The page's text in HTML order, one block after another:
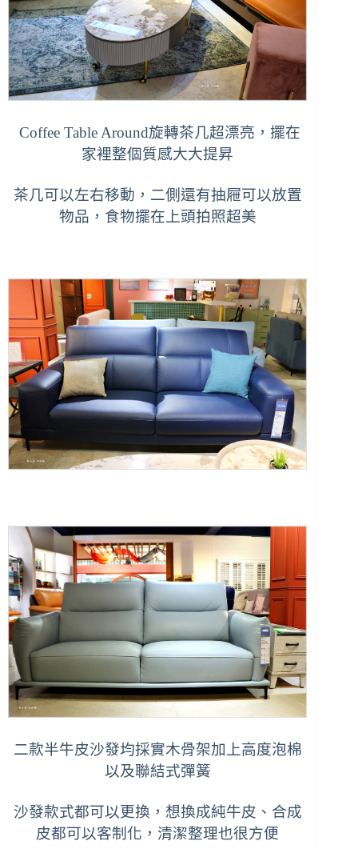
Coffee Table Around旋轉茶几超漂亮，擺在
家裡整個質感大大提昇
茶几可以左右移動，二側還有抽屜可以放置
物品，食物擺在上頭拍照超美
二款半牛皮沙發均採實木骨架加上高度泡棉
以及聯結式彈簧
沙發款式都可以更換，想換成純牛皮、合成
皮都可以客制化，清潔整理也很方便